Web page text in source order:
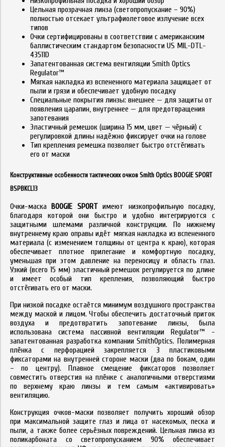
Цельная прозрачная линза (светопропускание – 90%)
полностью отсекает ультрафиолетовое излучение всех
типов
Очки сертифицированы в соответствии с американским
баллистическим стандартом безопасности US MIL-DTL-
43511D
Запатентованная система вентиляции Smith Optics
Regulator™
Мягкая накладка из вспененного материала защищает от
пыли и грязи и обеспечивает удобную посадку
Специальные покрытия линзы: внешнее — для защиты от
появления царапин, внутреннее — для предотвращения
запотевания
Эластичный ремешок (ширина 15 мм, цвет — чёрный) с
регулировкой длины надёжно фиксирует очки на голове
Тип крепления ремешка позволяет быстро отстёгивать
его от маски
Конструктивные особенности тактических очков Smith Optics BOOGIE SPORT
BSPBKCL13
Очки-маскаBOOGIE SPORTимеют низкопрофильную посадку,
благодаря которой они быстро и удобно интегрируются с
защитными шлемами различной конструкции. По нижнему
внутреннему краю оправы идёт мягкая накладка из вспененного
материала (с изменением толщины от центра к краю), которая
обеспечивает плотное прилегание и комфортную посадку,
уменьшая при этом давление на переносицу и область глаз.
Узкий (всего 15 мм) эластичный ремешок регулируется по длине
и имеет особый тип крепления, позволяющий быстро
отстёгивать его от маски.
При низкой посадке остаётся минимум воздушного пространства
между маской и лицом. Чтобы обеспечить достаточный приток
воздуха и предотвратить запотевание линзы, была
использована система пассивной вентиляции Regulator™ -
запатентованная разработка компании SmithOptics. Полимерная
плёнка с перфорацией закрепляется 3 пластиковыми
фиксаторами на внутренней стороне маски (два по бокам, один
– по центру). Плавное смещение фиксаторов позволяет
совместить отверстия на плёнке с аналогичными отверстиями
по верхнему краю линзы и тем самым «активировать»
вентиляцию.
Конструкция очков-маски позволяет получить хороший обзор
при максимальной защите глаз и лица от насекомых, песка и
пыли, а также более серьёзных повреждений. Цельная линза из
поликарбоната со светопропусканием 90% обеспечивает